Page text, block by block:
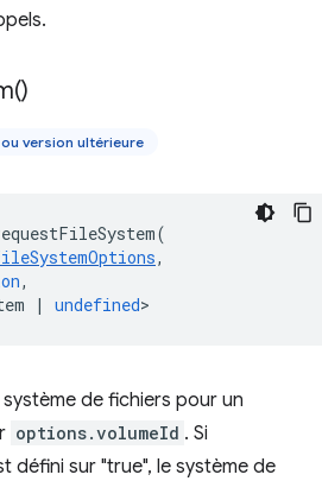
)
version ultérieure
(
,
,
| undefined>
de fichiers pour un
options.volumeId . Si
défini sur "true", le système de